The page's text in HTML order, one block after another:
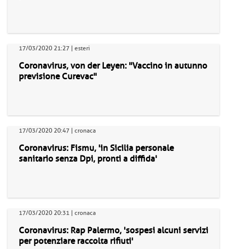
17/03/2020 21:27 | esteri
Coronavirus, von der Leyen: "Vaccino in autunno
previsione Curevac"
17/03/2020 20:47 | cronaca
Coronavirus: Fismu, 'in Sicilia personale
sanitario senza Dpi, pronti a diffida'
17/03/2020 20:31 | cronaca
Coronavirus: Rap Palermo, 'sospesi alcuni servizi
per potenziare raccolta rifiuti'